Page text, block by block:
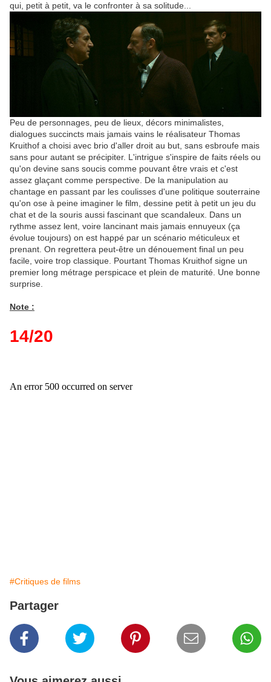
qui, petit à petit, va le confronter à sa solitude...
Peu de personnages, peu de lieux, décors minimalistes,
dialogues succincts mais jamais vains le réalisateur Thomas
Kruithof a choisi avec brio d'aller droit au but, sans esbroufe mais
sans pour autant se précipiter. L'intrigue s'inspire de faits réels ou
qu'on devine sans soucis comme pouvant être vrais et c'est
assez glaçant comme perspective. De la manipulation au
chantage en passant par les coulisses d'une politique souterraine
qu'on ose à peine imaginer le film, dessine petit à petit un jeu du
chat et de la souris aussi fascinant que scandaleux. Dans un
rythme assez lent, voire lancinant mais jamais ennuyeux (ça
évolue toujours) on est happé par un scénario méticuleux et
prenant. On regrettera peut-être un dénouement final un peu
facile, voire trop classique. Pourtant Thomas Kruithof signe un
premier long métrage perspicace et plein de maturité. Une bonne
surprise.
Note :
14/20
#Critiques de films
Partager